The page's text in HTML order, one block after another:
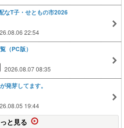
なT子・せともの市2026
22:54
（PC版）
2026.08.07 08:35
発芽してます。
19:44
と見る